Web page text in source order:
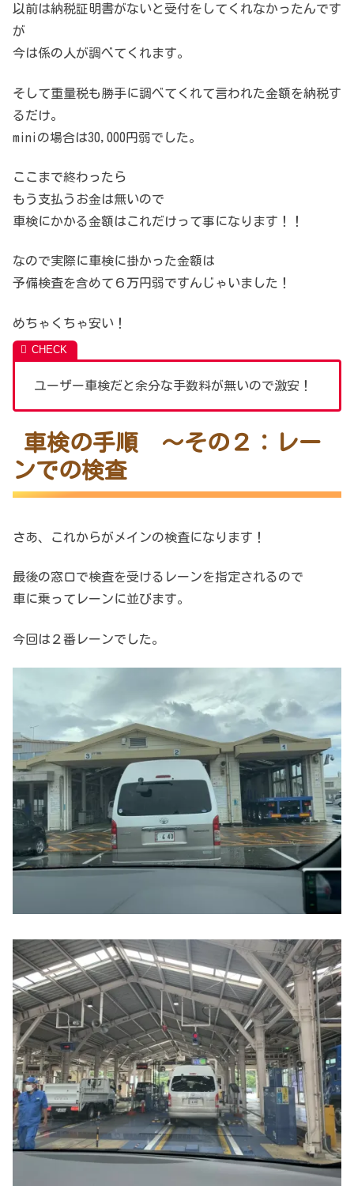
以前は納税証明書がないと受付をしてくれなかったんです
が
今は係の人が調べてくれます。
そして重量税も勝手に調べてくれて言われた金額を納税す
るだけ。
miniの場合は30,000円弱でした。
ここまで終わったら
もう支払うお金は無いので
車検にかかる金額はこれだけって事になります！！
なので実際に車検に掛かった金額は
予備検査を含めて６万円弱ですんじゃいました！
めちゃくちゃ安い！
ユーザー車検だと余分な手数料が無いので激安！
車検の手順 ～その２：レー
ンでの検査
さあ、これからがメインの検査になります！
最後の窓口で検査を受けるレーンを指定されるので
車に乗ってレーンに並びます。
今回は２番レーンでした。